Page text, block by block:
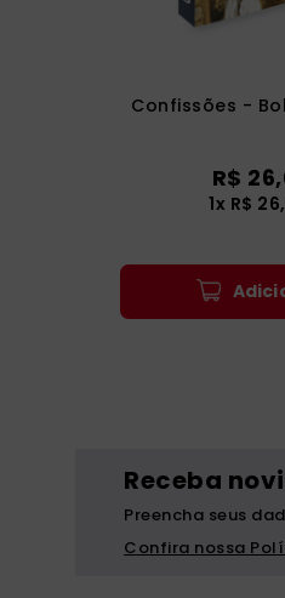
Confissões -
R$ 26,
1x R$ 26,
Receba
Preencha seus
Confira nossa